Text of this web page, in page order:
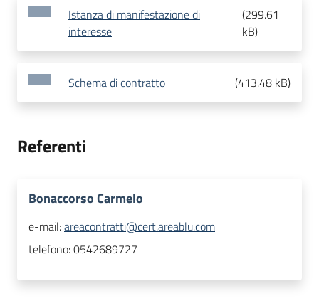
Istanza di manifestazione di
interesse
(299.61
kB)
Schema di contratto (413.48 kB)
Referenti
Bonaccorso Carmelo
e-mail:areacontratti@cert.areablu.com
telefono:0542689727